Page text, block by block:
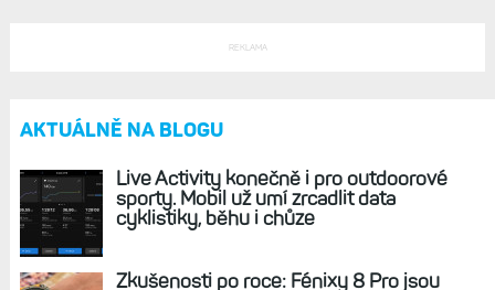
aktivity a případné odhalení problémů. Ale
zatím s omezením